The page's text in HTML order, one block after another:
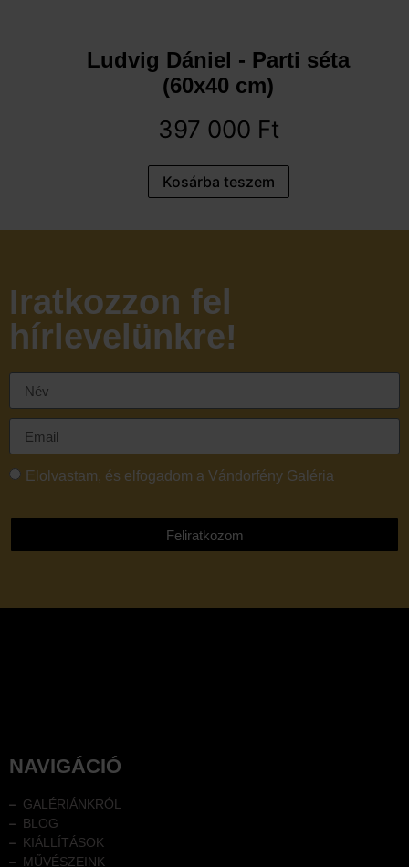
Ludvig Dániel - Parti séta
(60x40 cm)
397 000 Ft
Kosárba teszem
Iratkozzon fel
hírlevelünkre!
Elolvastam, és elfogadom a Vándorfény Galéria
Feliratkozom
NAVIGÁCIÓ
GALÉRIÁNKRÓL
BLOG
KIÁLLÍTÁSOK
MŰVÉSZEINK